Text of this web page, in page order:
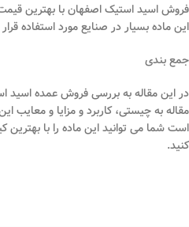
فروش اسید استیک اصفهان با بهترین
این ماده بسیار در صنایع مورد استفاده
جمع بندی
در این مقاله به بررسی فروش عمده اسید
مقاله به چیستی، کاربرد و مزایا و معایب
است شما می توانید این ماده را با
کنید.